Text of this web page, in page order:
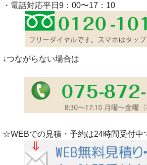
・電話対応平日9：00〜17：10
↓つながらない場合は
☆WEBでの見積・予約は24時間受付中